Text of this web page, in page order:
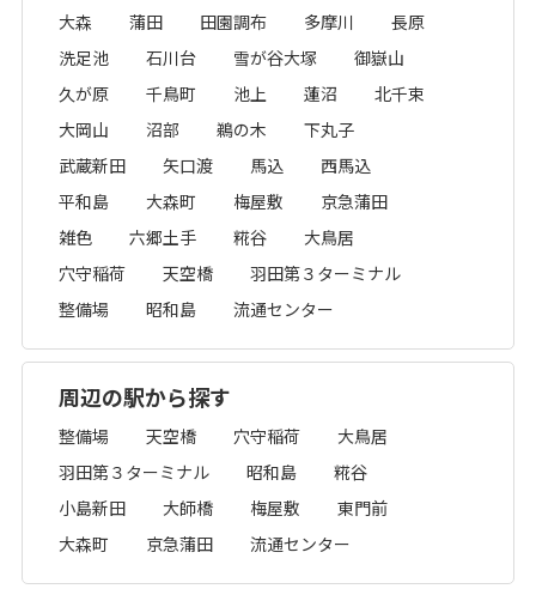
大森 蒲田 田園調布 多摩川
長原
洗足池
石川台 雪が谷大塚
御嶽山
久が原
千鳥町 池上 蓮沼
北千束
大岡山
沼部 鵜の木
下丸子
武蔵新田
矢口渡 馬込
西馬込
平和島
大森町 梅屋敷
京急蒲田
雑色
六郷土手 糀谷
大鳥居
穴守稲荷
天空橋
羽田第３ターミナル
整備場
昭和島 流通センター
周辺の駅から探す
整備場 天空橋 穴守稲荷
大鳥居
羽田第３ターミナル
昭和島
糀谷
小島新田
大師橋 梅屋敷
東門前
大森町
京急蒲田 流通センター